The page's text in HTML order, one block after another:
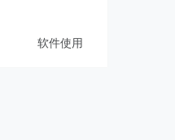
软件使用